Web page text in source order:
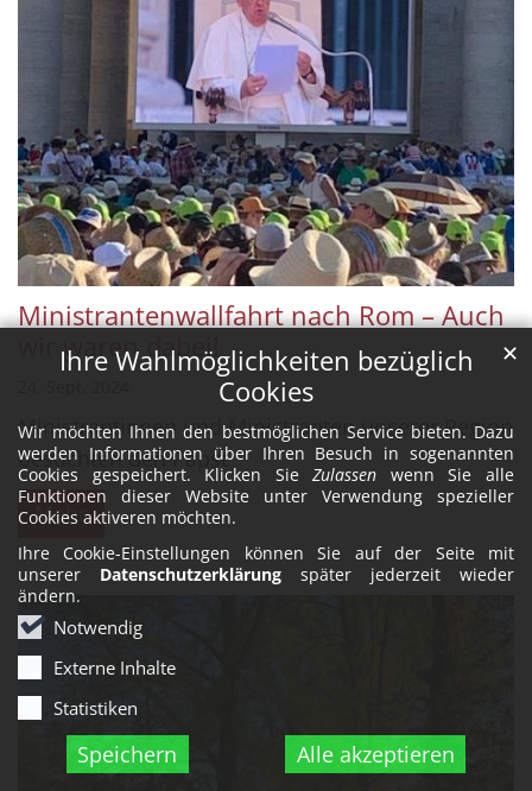
Ihre Wahlmöglichkeiten bezüglich
Cookies
Wir möchten Ihnen den bestmöglichen Service bieten. Dazu
werden Informationen über Ihren Besuch in sogenannten
Cookies gespeichert. Klicken SieZulassen wenn Sie alle
Funktionen dieser Website unter Verwendung spezieller
Cookies aktiveren möchten.
Ihre Cookie-Einstellungen können Sie auf der Seite mit
unserer Datenschutzerklärung später jederzeit wieder
ändern.
Notwendig
Externe Inhalte
Statistiken
Speichern Alle akzeptieren
✕
Ministrantenwallfahrt nach Rom – Auch
wir waren dabei!
Ministrantinnen und Ministranten unserer Region
besuchten den Papst
Mehr